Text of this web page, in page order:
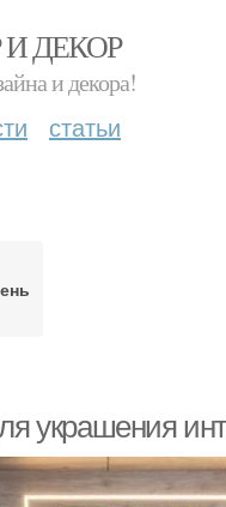
ДЕКОР
и декора!
статьи
украшения